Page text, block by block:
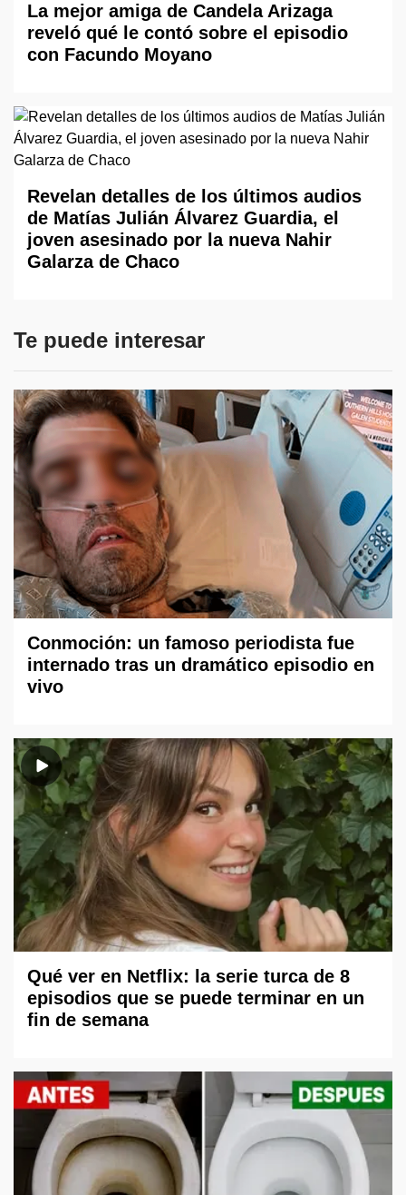
La mejor amiga de Candela Arizaga
reveló qué le contó sobre el episodio
con Facundo Moyano
Revelan detalles de los últimos audios
de Matías Julián Álvarez Guardia, el
joven asesinado por la nueva Nahir
Galarza de Chaco
Te puede interesar
Conmoción: un famoso periodista fue
internado tras un dramático episodio en
vivo
Qué ver en Netflix: la serie turca de 8
episodios que se puede terminar en un
fin de semana